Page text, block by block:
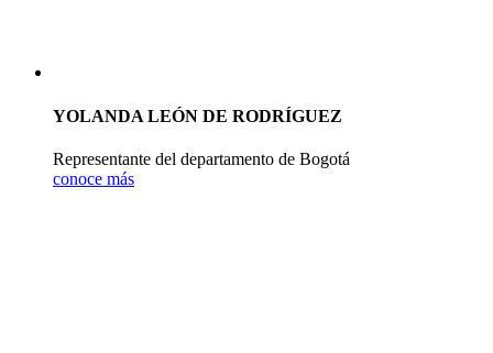
YOLANDA LEÓN DE RODRÍGUEZ
Representante del departamento de Bogotá
conoce más